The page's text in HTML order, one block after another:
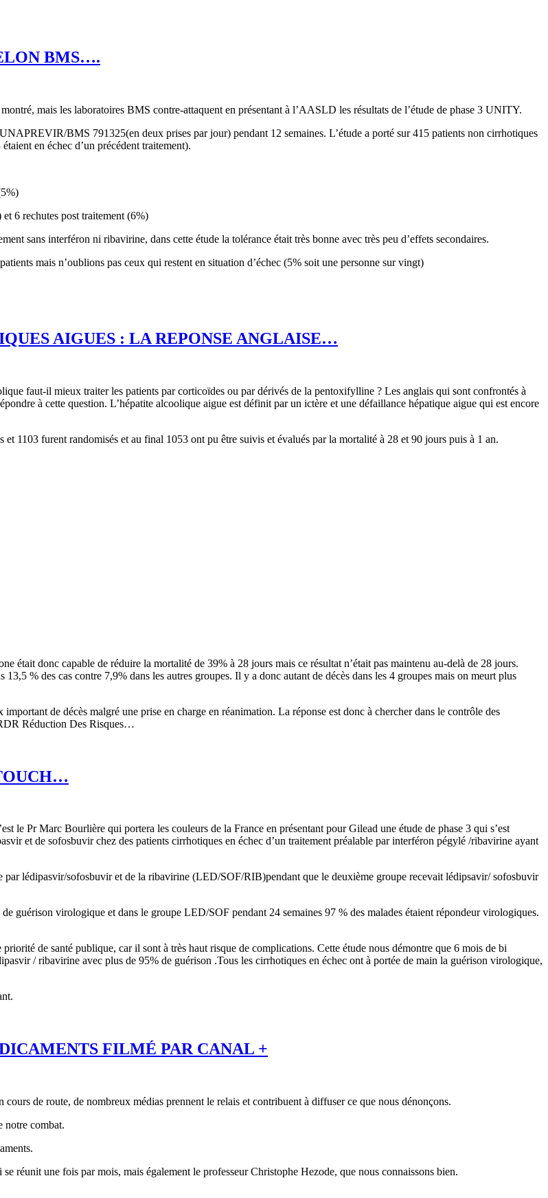
BMS….
mais les laboratoires BMS contre-attaquent en présentant à l’AASLD les résultats de l’étude de phase 3 UNITY.
BMS 791325(en deux prises par jour) pendant 12 semaines. L’étude a porté sur 415 patients non cirrhotiques
en échec d’un précédent traitement).
6 rechutes post traitement (6%)
sans interféron ni ribavirine, dans cette étude la tolérance était très bonne avec très peu d’effets secondaires.
mais n’oublions pas ceux qui restent en situation d’échec (5% soit une personne sur vingt)
AIGUES : LA REPONSE ANGLAISE…
faut-il mieux traiter les patients par corticoïdes ou par dérivés de la pentoxifylline ? Les anglais qui sont confrontés à
à cette question. L’hépatite alcoolique aigue est définit par un ictère et une défaillance hépatique aigue qui est encore
1103 furent randomisés et au final 1053 ont pu être suivis et évalués par la mortalité à 28 et 90 jours puis à 1 an.
était donc capable de réduire la mortalité de 39% à 28 jours mais ce résultat n’était pas maintenu au-delà de 28 jours.
% des cas contre 7,9% dans les autres groupes. Il y a donc autant de décès dans les 4 groupes mais on meurt plus
de décès malgré une prise en charge en réanimation. La réponse est donc à chercher dans le contrôle des
Réduction Des Risques…
le Pr Marc Bourlière qui portera les couleurs de la France en présentant pour Gilead une étude de phase 3 qui s’est
et de sofosbuvir chez des patients cirrhotiques en échec d’un traitement préalable par interféron pégylé /ribavirine ayant
par lédipasvir/sofosbuvir et de la ribavirine (LED/SOF/RIB)pendant que le deuxième groupe recevait lédipsavir/ sofosbuvir
guérison virologique et dans le groupe LED/SOF pendant 24 semaines 97 % des malades étaient répondeur virologiques.
de santé publique, car il sont à très haut risque de complications. Cette étude nous démontre que 6 mois de bi
/ ribavirine avec plus de 95% de guérison .Tous les cirrhotiques en échec ont à portée de main la guérison virologique,
FILMÉ PAR CANAL +
de route, de nombreux médias prennent le relais et contribuent à diffuser ce que nous dénonçons.
notre combat.
réunit une fois par mois, mais également le professeur Christophe Hezode, que nous connaissons bien.